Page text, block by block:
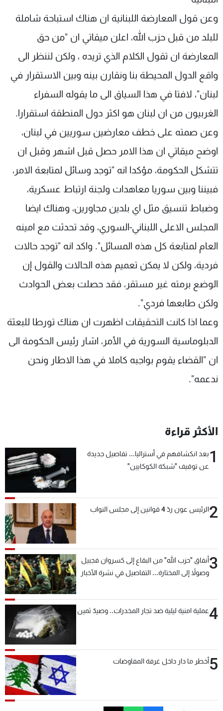
وعن قول المعارضة اللبنانية ان هناك استباحة شاملة
للبلد من قبل حزب الله، اعلن ميقاتي ان "من حق
المعارضة ان تقول الكلام الذي تريده ، ولكن لننظر الى
واقع الدول المحيطة بنا ونقارن بينه وبين الاستقرار في
لبنان"، لافتا في هذا السياق الى ما يقوله السفراء
الغربيون من ان لبنان هو اكثر دول المنطقة استقرارا.
وعن صمته على خطف معارضين سوريين في لبنان،
اوضح ميقاتي ان هذا الامر حصل قبل اشهر وقبل ان
تتشكل الحكومة، مؤكدا انه "توجد وسائل لمتابعة الامر،
فبيننا وبين سوريا معاهدات ولجنة ارتباط عسكرية،
وضباط تنسيق مثل اي بلدين مجاورين، وهناك ايضا
المجلس الاعلى اللبناني-السوري، وقد تحدثت مع امينه
العام لمتابعة كل هذه المسائل". واكد انه "توجد حالات
فردية، ولكن لا يمكن تعميم هذه الحالات والقول إن
الوضع برمته غير مستقر، فقد حصلت بعض الحوادث
ولكن طابعها فردي".
وعما اذا كانت التحقيقات اظهرت ان هناك تورطا للبعثة
الدبلوماسية السورية في الأمر، اشار رئيس الحكومة الى
ان "القضاء يقوم بواجبه كاملا في هذا الاطار ونحن
ندعمه".
الأكثر قراءة
1بعد انكشافهم في أستراليا... تفاصيل جديدة
عن توقيف "شبكة الكوكايين"
2الرئيس عون ردّ 4 قوانين إلى مجلس النواب
3أنفاق "حزب الله" من البقاع إلى كسروان فجبيل
وصولاً إلى المختارة... التفاصيل في نشرة الأخبار
4عملية امنية ليلية ضد تجار المخدرات.. وصيدٌ ثمين
5أخطر ما دار داخل غرفة المفاوضات